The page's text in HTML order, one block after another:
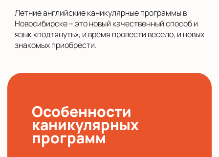
Летние английские каникулярные программы в
Новосибирске – это новый качественный способ и
язык «подтянуть», и время провести весело, и новых
знакомых приобрести.
Особенности
каникулярных
программ